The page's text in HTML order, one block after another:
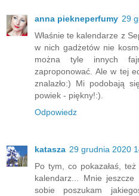
anna piekneperfumy 29
Właśnie te kalendarze z
w nich gadżetów nie
można tyle innych
zaproponować. Ale w tej
znalazło:) Mi podobają
powiek - piękny!:).
Odpowiedz
katasza 29 grudnia 2020
Po tym, co pokazałaś,
kalendarz... Mnie
sobie poszukam